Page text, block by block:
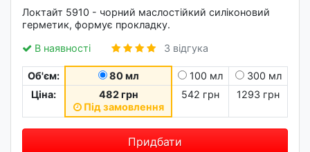
Локтайт 5910 - чорний маслостійкий силіконовий
герметик, формує прокладку.
В наявності
3 відгука
Об'єм: 80 мл 100 мл
300 мл
Ціна:
482 грн
Під замовлення
542 грн 1293 грн
Придбати